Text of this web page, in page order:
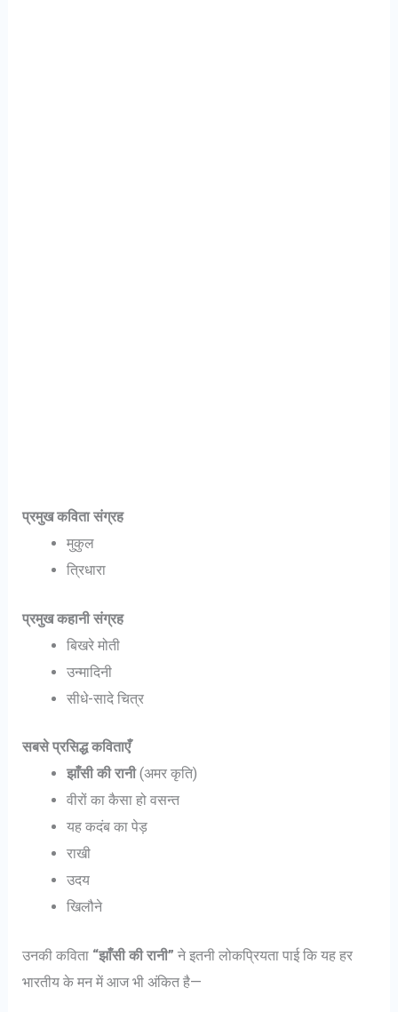
प्रमुख कविता संग्रह
मुकुल
त्रिधारा
प्रमुख कहानी संग्रह
बिखरे मोती
उन्मादिनी
सीधे-सादे चित्र
सबसे प्रसिद्ध कविताएँ
झाँसी की रानी(अमर कृति)
वीरों का कैसा हो वसन्त
यह कदंब का पेड़
राखी
उदय
खिलौने
उनकी कविता “झाँसी की रानी” ने इतनी लोकप्रियता पाई कि यह हर
भारतीय के मन में आज भी अंकित है—